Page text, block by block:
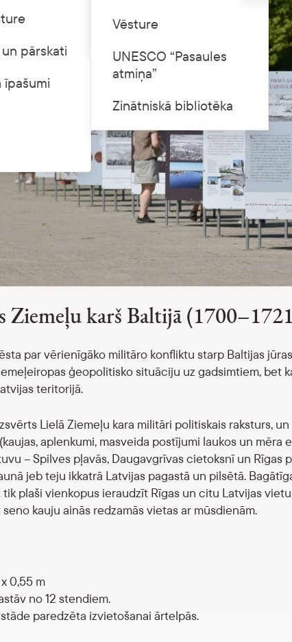
Cenrādis
Vēsture
UNESCO “Pasaules
atmiņa”
Zinātniskā bibliotēka
pārskati
īpašumi
Ziemeļu karš Baltijā
par vērienīgāko militāro konfliktu starp Baltijas
ģeopolitisko situāciju uz gadsimtiem, bet
teritorijā.
Lielā Ziemeļu kara militāri politiskais raksturs,
aplenkumi, masveida postījumi laukos un
– Spilves pļavās, Daugavgrīvas cietoksnī un Rīgas
jeb teju ikkatrā Latvijas pagastā un pilsētā.
plaši vienkopus ieraudzīt Rīgas un citu Latvijas
kauju ainās redzamās vietas ar mūsdienām.
x 0,55 m
no 12 stendiem.
paredzēta izvietošanai ārtelpās.